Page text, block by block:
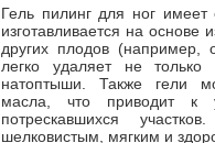
Гель пилинг для ног
изготавливается на основе
других плодов (например,
легко удаляет не
натоптыши. Также гели
масла, что приводит к
потрескавшихся
шелковистым, мягким и